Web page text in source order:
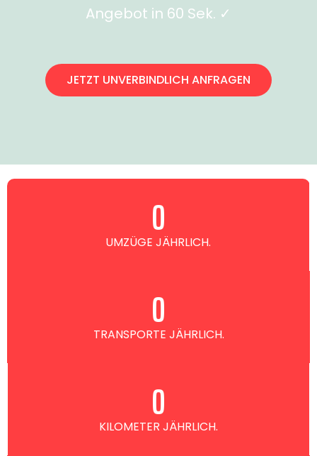
Angebot in 60 Sek. ✓
JETZT UNVERBINDLICH ANFRAGEN
UMZÜGE JÄHRLICH.
0
TRANSPORTE JÄHRLICH.
0
KILOMETER JÄHRLICH.
0